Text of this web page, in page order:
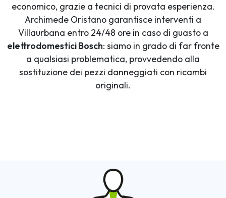
economico, grazie a tecnici di provata esperienza.
Archimede Oristano garantisce interventi a
Villaurbana entro 24/48 ore in caso di guasto a
elettrodomestici Bosch: siamo in grado di far fronte
a qualsiasi problematica, provvedendo alla
sostituzione dei pezzi danneggiati con ricambi
originali.